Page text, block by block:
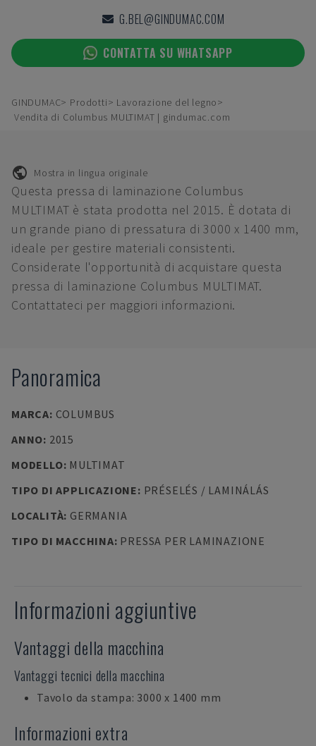
G.BEL@GINDUMAC.COM
CONTATTA SU WHATSAPP
GINDUMAC Prodotti
Lavorazione del legno
Vendita di Columbus MULTIMAT | gindumac.com
Mostra in lingua originale
Questa pressa di laminazione Columbus
MULTIMAT è stata prodotta nel 2015. È dotata di
un grande piano di pressatura di 3000 x 1400 mm,
ideale per gestire materiali consistenti.
Considerate l'opportunità di acquistare questa
pressa di laminazione Columbus MULTIMAT.
Contattateci per maggiori informazioni.
Panoramica
MARCA: COLUMBUS
ANNO: 2015
MODELLO: MULTIMAT
TIPO DI APPLICAZIONE: PRÉSELÉS / LAMINÁLÁS
LOCALITÀ: GERMANIA
TIPO DI MACCHINA: PRESSA PER LAMINAZIONE
Informazioni aggiuntive
Vantaggi della macchina
Vantaggi tecnici della macchina
Tavolo da stampa: 3000 x 1400 mm
Informazioni extra